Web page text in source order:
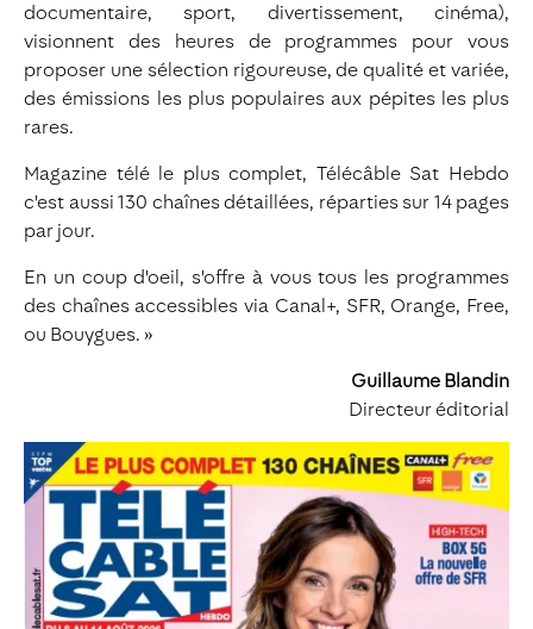
documentaire, sport, divertissement, cinéma),
visionnent des heures de programmes pour vous
proposer une sélection rigoureuse, de qualité et variée,
des émissions les plus populaires aux pépites les plus
rares.
Magazine télé le plus complet, Télécâble Sat Hebdo
c'est aussi 130 chaînes détaillées, réparties sur 14 pages
par jour.
En un coup d'oeil, s'offre à vous tous les programmes
des chaînes accessibles via Canal+, SFR, Orange, Free,
ou Bouygues. »
Guillaume Blandin
Directeur éditorial